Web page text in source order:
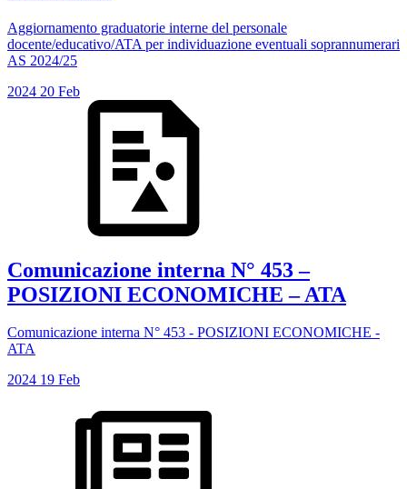
Aggiornamento graduatorie interne del personale
docente/educativo/ATA per individuazione eventuali soprannumerari
AS 2024/25
2024 20 Feb
Comunicazione interna N° 453 –
POSIZIONI ECONOMICHE – ATA
Comunicazione interna N° 453 - POSIZIONI ECONOMICHE -
ATA
2024 19 Feb